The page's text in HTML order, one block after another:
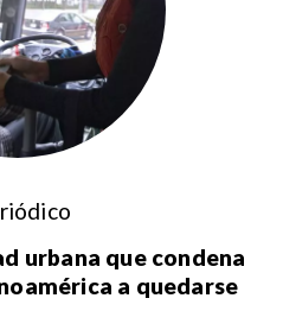
urbana que condena
a quedarse